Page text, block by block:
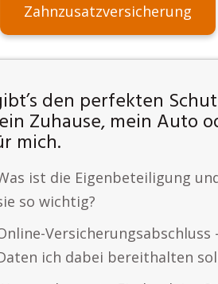
Zahnzusatzversicherung
den perfekten
Zuhause, mein Auto
mich.
ist die Eigenbeteiligung
so wichtig?
Versicherungsabschluss
ich dabei bereithalten